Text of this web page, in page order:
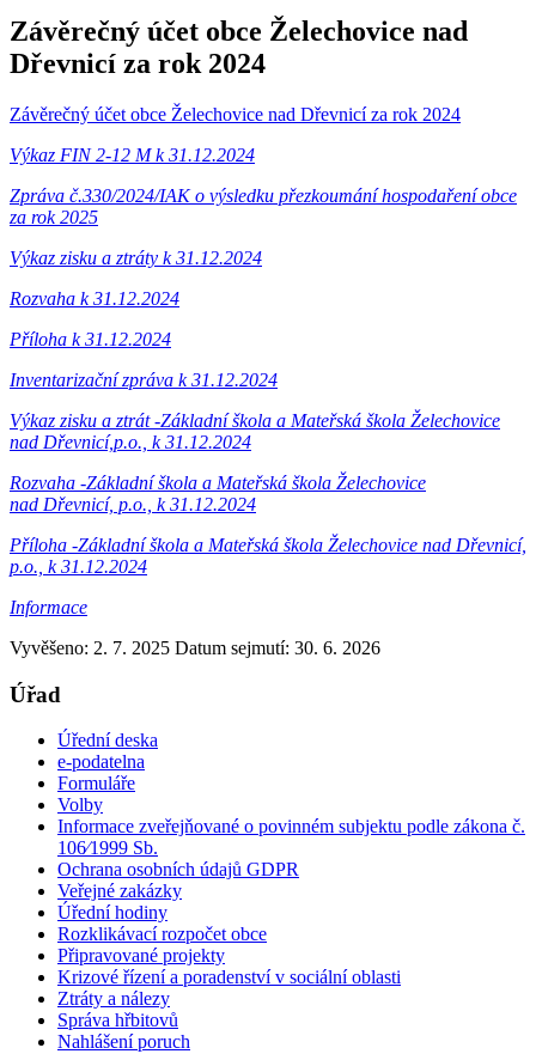
Závěrečný účet obce Želechovice nad
Dřevnicí za rok 2024
Závěrečný účet obce Želechovice nad Dřevnicí za rok 2024
Výkaz FIN 2-12 M k 31.12.2024
Zpráva č.330/2024/IAK o výsledku přezkoumání hospodaření obce
za rok 2025
Výkaz zisku a ztráty k 31.12.2024
Rozvaha k 31.12.2024
Příloha k 31.12.2024
Inventarizační zpráva k 31.12.2024
Výkaz zisku a ztrát -Základní škola a Mateřská škola Želechovice
nad Dřevnicí,p.o., k 31.12.2024
Rozvaha -Základní škola a Mateřská škola Želechovice
nad Dřevnicí, p.o., k 31.12.2024
Příloha -Základní škola a Mateřská škola Želechovice nad Dřevnicí,
p.o., k 31.12.2024
Informace
Vyvěšeno: 2. 7. 2025 Datum sejmutí: 30. 6. 2026
Úřad
Úřední deska
e-podatelna
Formuláře
Volby
Informace zveřejňované o povinném subjektu podle zákona č.
106⁄1999 Sb.
Ochrana osobních údajů GDPR
Veřejné zakázky
Úřední hodiny
Rozklikávací rozpočet obce
Připravované projekty
Krizové řízení a poradenství v sociální oblasti
Ztráty a nálezy
Správa hřbitovů
Nahlášení poruch